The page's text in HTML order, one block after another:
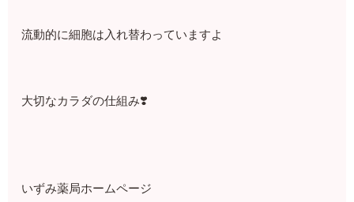
流動的に細胞は入れ替わっていますよ
大切なカラダの仕組み❣️
いずみ薬局ホームページ